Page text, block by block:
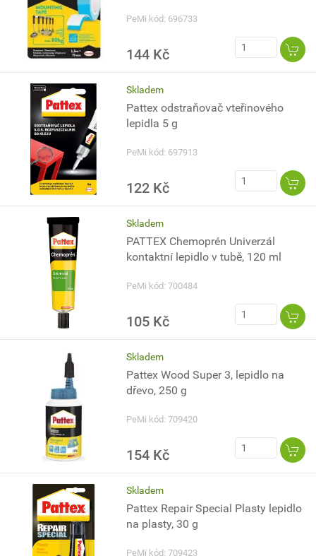
PeMi kód: 696733
144 Kč
Skladem
Pattex odstraňovač vteřinového
lepidla 5 g
PeMi kód: 697913
122 Kč
Skladem
PATTEX Chemoprén Univerzál
kontaktní lepidlo v tubě, 120 ml
PeMi kód: 700484
105 Kč
Skladem
Pattex Wood Super 3, lepidlo na
dřevo, 250 g
PeMi kód: 709420
154 Kč
Skladem
Pattex Repair Special Plasty lepidlo
na plasty, 30 g
PeMi kód: 709423